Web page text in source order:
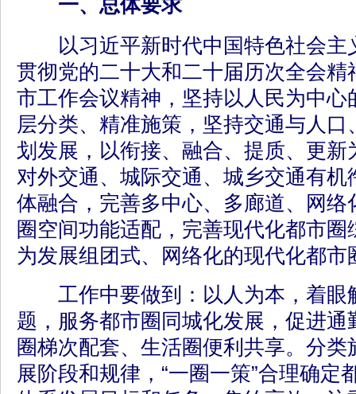
一、总体要求
以习近平新时代中国特色社会主
贯彻党的二十大和二十届历次全会精
市工作会议精神，坚持以人民为中心
层分类、精准施策，坚持交通与人
划发展，以衔接、融合、提质、更新
对外交通、城际交通、城乡交通有机
体融合，完善多中心、多廊道、网络
圈空间功能适配，完善现代化都市
为发展组团式、网络化的现代化都市
工作中要做到：以人为本，着眼
题，服务都市圈同城化发展，促进
圈梯次配套、生活圈便利共享。分
展阶段和规律，“一圈一策”合理确定